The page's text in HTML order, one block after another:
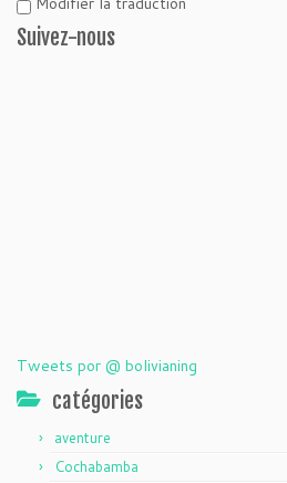
Suivez-nous
Tweets por @ bolivianing
catégories
aventure
Cochabamba